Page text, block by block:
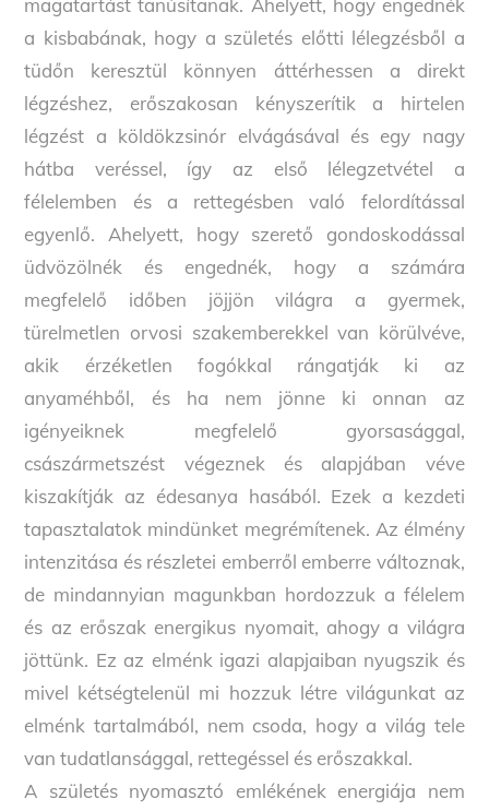
magatartást tanúsítanak. Ahelyett, hogy engednék
a kisbabának, hogy a születés előtti lélegzésből a
tüdőn keresztül könnyen áttérhessen a direkt
légzéshez, erőszakosan kényszerítik a hirtelen
légzést a köldökzsinór elvágásával és egy nagy
hátba veréssel, így az első lélegzetvétel a
félelemben és a rettegésben való felordítással
egyenlő. Ahelyett, hogy szerető gondoskodással
üdvözölnék és engednék, hogy a számára
megfelelő időben jöjjön világra a gyermek,
türelmetlen orvosi szakemberekkel van körülvéve,
akik érzéketlen fogókkal rángatják ki az
anyaméhből, és ha nem jönne ki onnan az
igényeiknek megfelelő gyorsasággal,
császármetszést végeznek és alapjában véve
kiszakítják az édesanya hasából. Ezek a kezdeti
tapasztalatok mindünket megrémítenek. Az élmény
intenzitása és részletei emberről emberre változnak,
de mindannyian magunkban hordozzuk a félelem
és az erőszak energikus nyomait, ahogy a világra
jöttünk. Ez az elménk igazi alapjaiban nyugszik és
mivel kétségtelenül mi hozzuk létre világunkat az
elménk tartalmából, nem csoda, hogy a világ tele
van tudatlansággal, rettegéssel és erőszakkal.
A születés nyomasztó emlékének energiája nem